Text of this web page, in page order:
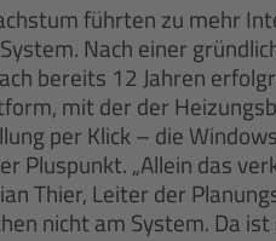
führten zu mehr
Nach einer
bereits 12 Jahren
mit der der
per Klick – die
Pluspunkt. „Allein das
Thier, Leiter der
nicht am System. Da